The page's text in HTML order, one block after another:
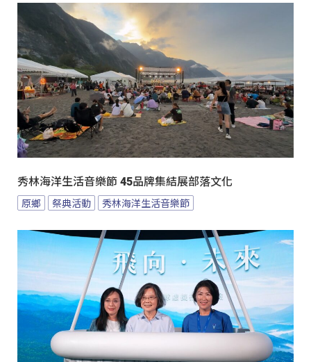
秀林海洋生活音樂節 45品牌集結展部落文化
原鄉 祭典活動 秀林海洋生活音樂節